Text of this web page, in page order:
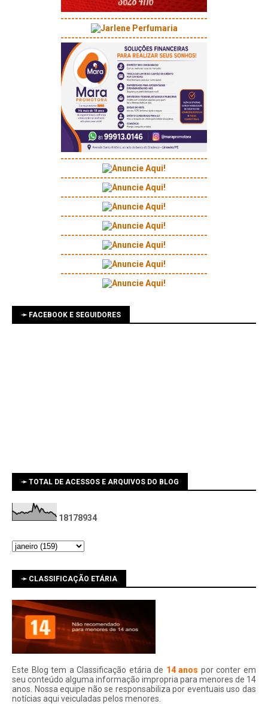
-----------------------------------------
-----------------------------------------
-----------------------------------------
-----------------------------------------
-----------------------------------------
-----------------------------------------
-----------------------------------------
-----------------------------------------
-----------------------------------------
➛ FACEBOOK E SEGUIDORES
➛ TOTAL DE ACESSOS E ARQUIVOS DO BLOG
18178934
➛ CLASSIFICAÇÃO ETÁRIA
Este Blog tem a Classificação etária de 14 anos por conter em
seu conteúdo alguma informação impropria para menores de 14
anos. Nossa equipe não se responsabiliza por eventuais uso das
notí­cias aqui veiculadas pelos menores.